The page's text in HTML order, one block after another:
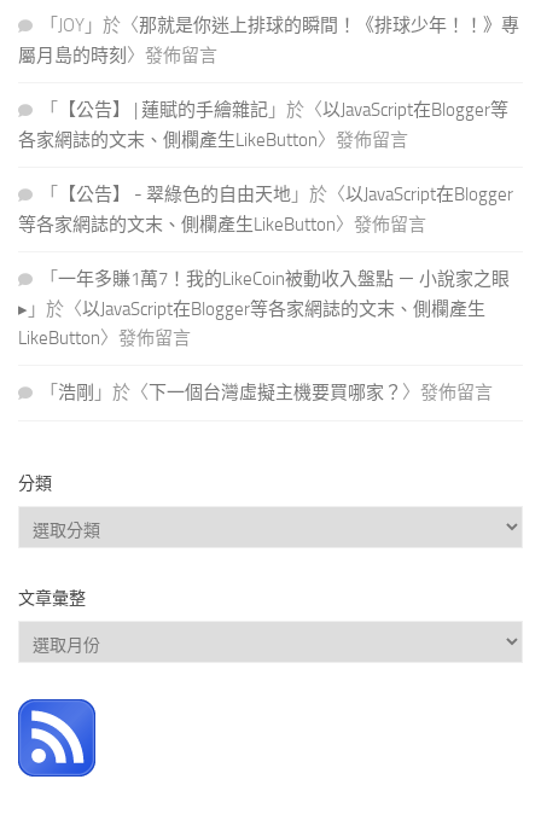
「 JOY 」於〈那就是你迷上排球的瞬間！《排球少年！！》專
屬月島的時刻 〉發佈留言
「 【公告】 | 蓮賦的手繪雜記 」於〈以JavaScript在Blogger等
各家網誌的文末、側欄產生LikeButton〉發佈留言
「 【公告】 - 翠綠色的自由天地 」於〈以JavaScript在Blogger
等各家網誌的文末、側欄產生LikeButton〉發佈留言
「 一年多賺1萬7！我的LikeCoin被動收入盤點 － 小說家之眼
▸ 」於〈以JavaScript在Blogger等各家網誌的文末、側欄產生
LikeButton〉發佈留言
「 浩剛 」於〈下一個台灣虛擬主機要買哪家？ 〉發佈留言
分類
分
類
文章彙整
文
章
整